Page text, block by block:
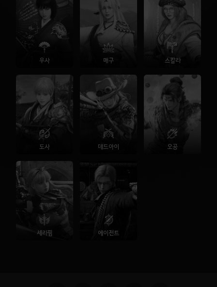
우사 매구 스칼라
도사 데드아이 오공
세라핌 에이전트